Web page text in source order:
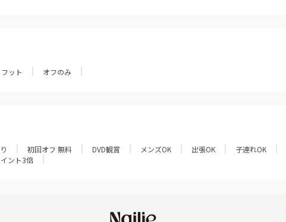
フット オフのみ
初回オフ 無料 DVD観賞 メンズOK 出張OK 子連れOK
ント3倍